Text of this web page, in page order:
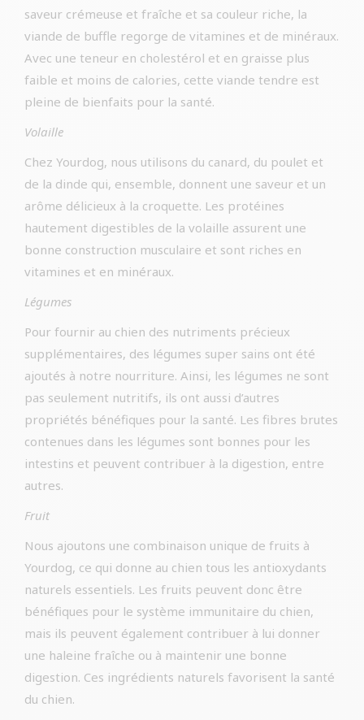
saveur crémeuse et fraîche et sa couleur riche, la
viande de buffle regorge de vitamines et de minéraux.
Avec une teneur en cholestérol et en graisse plus
faible et moins de calories, cette viande tendre est
pleine de bienfaits pour la santé.
Volaille
Chez Yourdog, nous utilisons du canard, du poulet et
de la dinde qui, ensemble, donnent une saveur et un
arôme délicieux à la croquette. Les protéines
hautement digestibles de la volaille assurent une
bonne construction musculaire et sont riches en
vitamines et en minéraux.
Légumes
Pour fournir au chien des nutriments précieux
supplémentaires, des légumes super sains ont été
ajoutés à notre nourriture. Ainsi, les légumes ne sont
pas seulement nutritifs, ils ont aussi d’autres
propriétés bénéfiques pour la santé. Les fibres brutes
contenues dans les légumes sont bonnes pour les
intestins et peuvent contribuer à la digestion, entre
autres.
Fruit
Nous ajoutons une combinaison unique de fruits à
Yourdog, ce qui donne au chien tous les antioxydants
naturels essentiels. Les fruits peuvent donc être
bénéfiques pour le système immunitaire du chien,
mais ils peuvent également contribuer à lui donner
une haleine fraîche ou à maintenir une bonne
digestion. Ces ingrédients naturels favorisent la santé
du chien.